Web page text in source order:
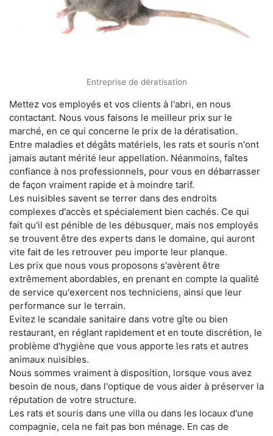
Entreprise de dératisation
Mettez vos employés et vos clients à l'abri, en nous
contactant. Nous vous faisons le meilleur prix sur le
marché, en ce qui concerne le prix de la dératisation.
Entre maladies et dégâts matériels, les rats et souris n'ont
jamais autant mérité leur appellation. Néanmoins, faîtes
confiance à nos professionnels, pour vous en débarrasser
de façon vraiment rapide et à moindre tarif.
Les nuisibles savent se terrer dans des endroits
complexes d'accès et spécialement bien cachés. Ce qui
fait qu'il est pénible de les débusquer, mais nos employés
se trouvent être des experts dans le domaine, qui auront
vite fait de les retrouver peu importe leur planque.
Les prix que nous vous proposons s'avèrent être
extrêmement abordables, en prenant en compte la qualité
de service qu'exercent nos techniciens, ainsi que leur
performance sur le terrain.
Evitez le scandale sanitaire dans votre gîte ou bien
restaurant, en réglant rapidement et en toute discrétion, le
problème d'hygiène que vous apporte les rats et autres
animaux nuisibles.
Nous sommes vraiment à disposition, lorsque vous avez
besoin de nous, dans l'optique de vous aider à préserver la
réputation de votre structure.
Les rats et souris dans une villa ou dans les locaux d'une
compagnie, cela ne fait pas bon ménage. En cas de